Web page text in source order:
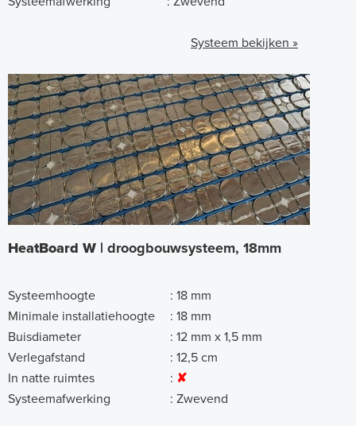
Systeem bekijken »
HeatBoard W | droogbouwsysteem, 18mm
Systeemhoogte : 18 mm
Minimale installatiehoogte
: 18 mm
Buisdiameter
: 12 mm x 1,5 mm
Verlegafstand
: 12,5 cm
In natte ruimtes
: ✘
Systeemafwerking
: Zwevend